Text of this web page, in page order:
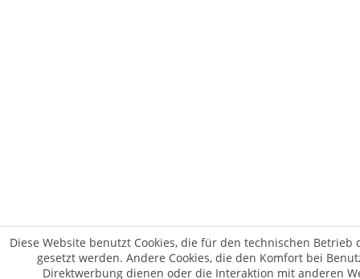
Diese Website benutzt Cookies, die für den technischen
gesetzt werden. Andere Cookies, die den Komfort bei
Direktwerbung dienen oder die Interaktion mit anderen